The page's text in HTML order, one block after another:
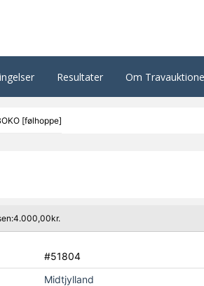
Resultater Om
[følhoppe]
#51804
Midtjylland